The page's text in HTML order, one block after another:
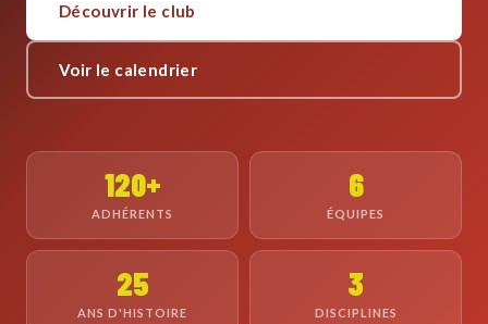
Découvrir le club
Voir le calendrier
120+
ADHÉRENTS
6
ÉQUIPES
25
ANS D'HISTOIRE
3
DISCIPLINES